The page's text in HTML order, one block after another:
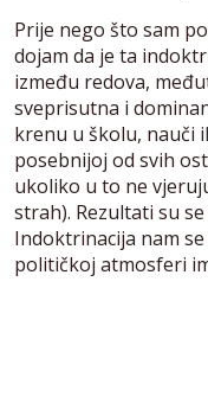
Prije nego što sam
dojam da je ta
između redova,
sveprisutna i
krenu u školu, nauči
posebnijoj od svih
ukoliko u to ne
strah). Rezultati su
Indoktrinacija nam
političkoj atmosferi